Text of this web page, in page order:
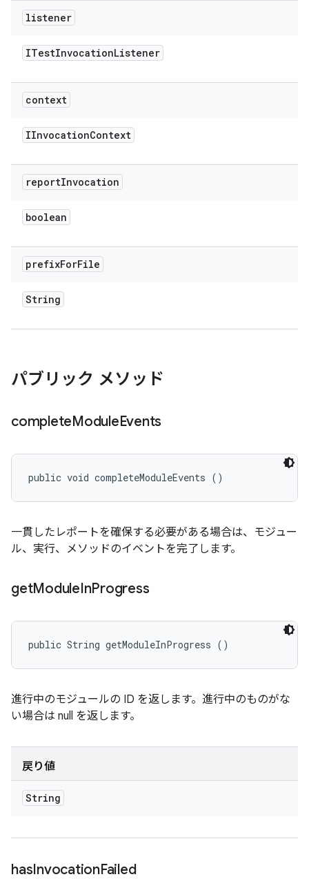
listener
ITestInvocationListener
context
IInvocationContext
reportInvocation
boolean
prefixForFile
String
パブリック メソッド
completeModuleEvents
public void completeModuleEvents ()
一貫したレポートを確保する必要がある場合は、モジュー
ル、実行、メソッドのイベントを完了します。
getModuleInProgress
public String getModuleInProgress ()
進行中のモジュールの ID を返します。進行中のものがな
い場合は null を返します。
戻り値
String
hasInvocationFailed